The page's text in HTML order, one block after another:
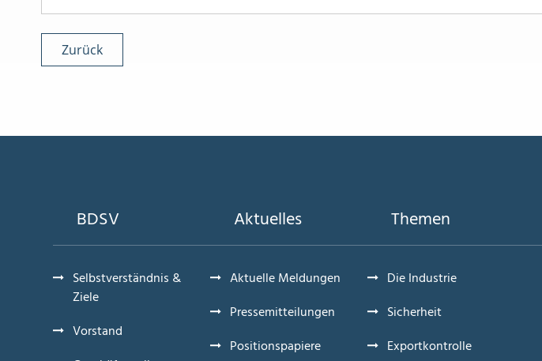
Zurück
BDSV
Selbstverständnis &
Ziele
Vorstand
Aktuelles
Aktuelle Meldungen
Pressemitteilungen
Positionspapiere
Themen
Die Industrie
Sicherheit
Exportkontrolle